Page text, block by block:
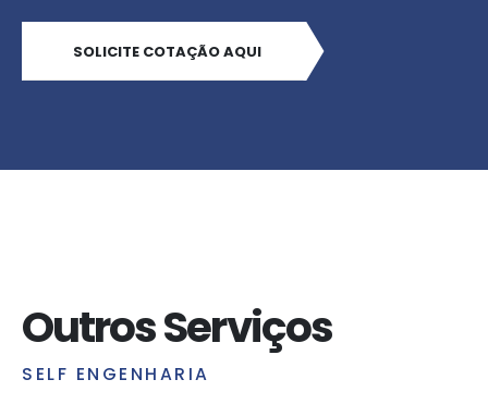
SOLICITE COTAÇÃO AQUI
Outros Serviços
SELF ENGENHARIA